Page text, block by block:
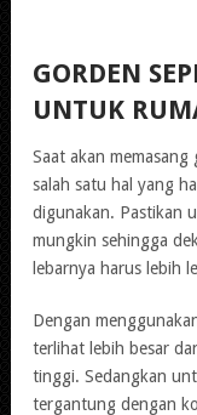
GORDEN
UNTUK
Saat akan
salah satu hal yang
digunakan. Pastikan
mungkin sehingga
lebarnya harus lebih
Dengan
terlihat lebih besar
tinggi. Sedangkan
tergantung dengan